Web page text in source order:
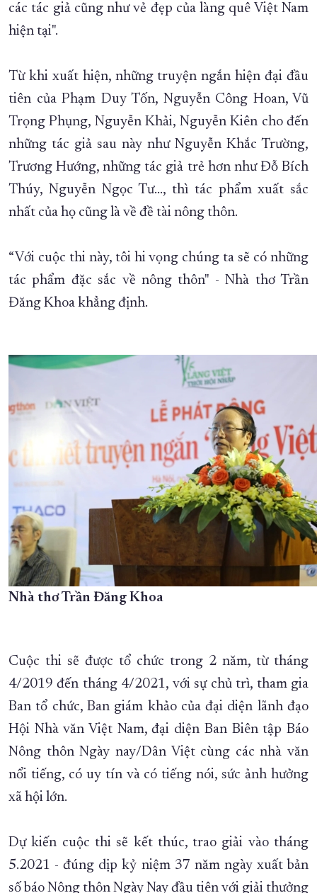
các tác giả cũng như vẻ đẹp của làng quê Việt Nam
hiện tại".
Từ khi xuất hiện, những truyện ngắn hiện đại đầu
tiên của Phạm Duy Tốn, Nguyễn Công Hoan, Vũ
Trọng Phụng, Nguyễn Khải, Nguyễn Kiên cho đến
những tác giả sau này như Nguyễn Khắc Trường,
Trương Hướng, những tác giả trẻ hơn như Đỗ Bích
Thúy, Nguyễn Ngọc Tư..., thì tác phẩm xuất sắc
nhất của họ cũng là về đề tài nông thôn.
“Với cuộc thi này, tôi hi vọng chúng ta sẽ có những
tác phẩm đặc sắc về nông thôn" - Nhà thơ Trần
Đăng Khoa khẳng định.
Nhà thơ Trần Đăng Khoa
Cuộc thi sẽ được tổ chức trong 2 năm, từ tháng
4/2019 đến tháng 4/2021, với sự chủ trì, tham gia
Ban tổ chức, Ban giám khảo của đại diện lãnh đạo
Hội Nhà văn Việt Nam, đại diện Ban Biên tập Báo
Nông thôn Ngày nay/Dân Việt cùng các nhà văn
nổi tiếng, có uy tín và có tiếng nói, sức ảnh hưởng
xã hội lớn.
Dự kiến cuộc thi sẽ kết thúc, trao giải vào tháng
5.2021 - đúng dịp kỷ niệm 37 năm ngày xuất bản
số báo Nông thôn Ngày Nay đầu tiên với giải thưởng